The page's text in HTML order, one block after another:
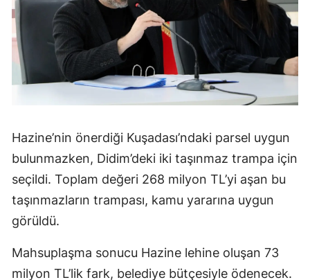
Hazine’nin önerdiği Kuşadası’ndaki parsel uygun
bulunmazken, Didim’deki iki taşınmaz trampa için
seçildi. Toplam değeri 268 milyon TL’yi aşan bu
taşınmazların trampası, kamu yararına uygun
görüldü.
Mahsuplaşma sonucu Hazine lehine oluşan 73
milyon TL’lik fark, belediye bütçesiyle ödenecek.